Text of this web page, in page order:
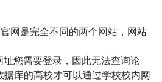
网是完全不同的两个网站，网站
您需要登录，因此无法查询论
库的高校才可以通过学校校内网